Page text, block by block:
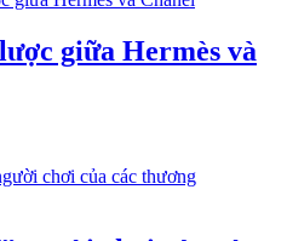
giữa Hermès và